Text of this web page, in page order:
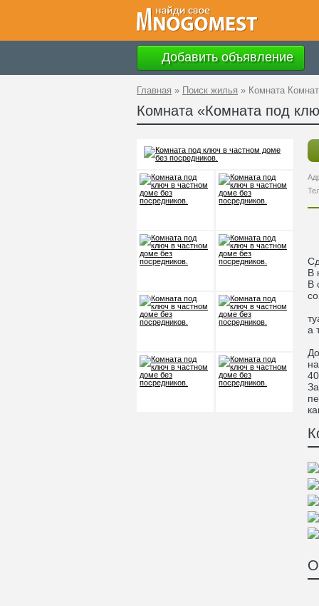
Добавить объявление
Главная » Поиск жилья » Комната
Комната «Комната под
В
В
а